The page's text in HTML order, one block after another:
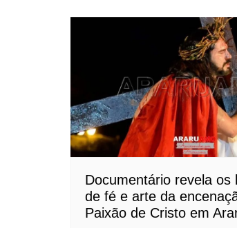
Documentário revela os
de fé e arte da
Paixão de Cristo em